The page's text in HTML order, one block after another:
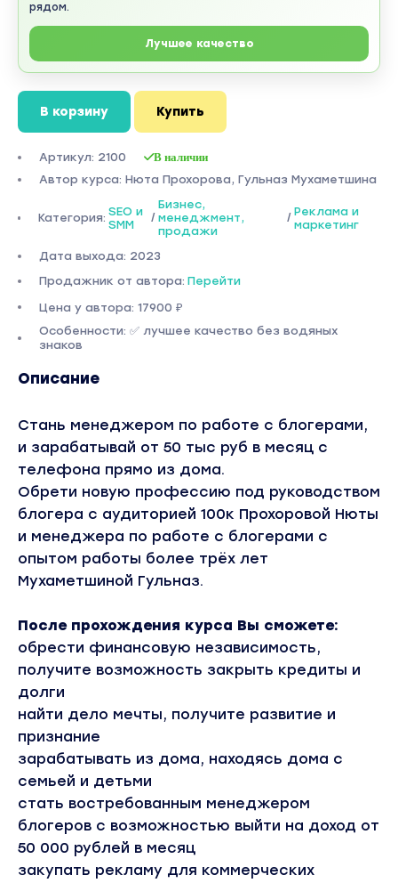
рядом.
Лучшее качество
В корзину Купить
Артикул: 2100 В наличии
Автор курса: Нюта Прохорова, Гульназ Мухаметшина
Категория: SEO и
SMM
/
Бизнес,
менеджмент,
продажи
/ Реклама и
маркетинг
Дата выхода: 2023
Продажник от автора: Перейти
Цена у автора: 17900 ₽
Особенности: ✅ лучшее качество без водяных
знаков
Описание
Стань менеджером по работе с блогерами,
и зарабатывай от 50 тыс руб в месяц с
телефона прямо из дома.
Обрети новую профессию под руководством
блогера с аудиторией 100к Прохоровой Нюты
и менеджера по работе с блогерами с
опытом работы более трёх лет
Мухаметшиной Гульназ.
После прохождения курса Вы сможете:
обрести финансовую независимость,
получите возможность закрыть кредиты и
долги
найти дело мечты, получите развитие и
признание
зарабатывать из дома, находясь дома с
семьей и детьми
стать востребованным менеджером
блогеров с возможностью выйти на доход от
50 000 рублей в месяц
закупать рекламу для коммерческих